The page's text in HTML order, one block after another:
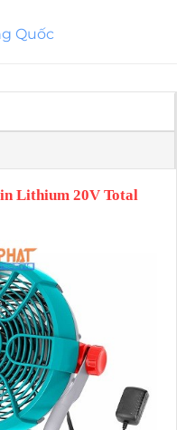
Quốc
Lithium 20V Total